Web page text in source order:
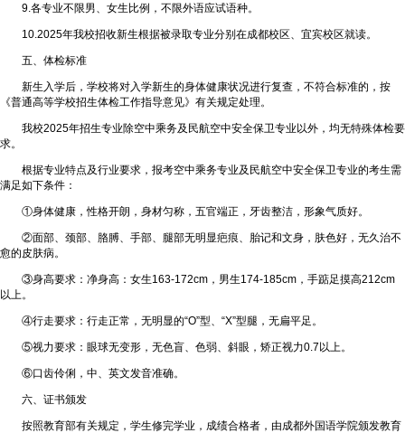
9.各专业不限男、女生比例，不限外语应试语种。
10.2025年我校招收新生根据被录取专业分别在成都校区、宜宾校区就读。
五、体检标准
新生入学后，学校将对入学新生的身体健康状况进行复查，不符合标准的，按
《普通高等学校招生体检工作指导意见》有关规定处理。
我校2025年招生专业除空中乘务及民航空中安全保卫专业以外，均无特殊体检要
求。
根据专业特点及行业要求，报考空中乘务专业及民航空中安全保卫专业的考生需
满足如下条件：
①身体健康，性格开朗，身材匀称，五官端正，牙齿整洁，形象气质好。
②面部、颈部、胳膊、手部、腿部无明显疤痕、胎记和文身，肤色好，无久治不
愈的皮肤病。
③身高要求：净身高：女生163-172cm，男生174-185cm，手踮足摸高212cm
以上。
④行走要求：行走正常，无明显的“O”型、“X”型腿，无扁平足。
⑤视力要求：眼球无变形，无色盲、色弱、斜眼，矫正视力0.7以上。
⑥口齿伶俐，中、英文发音准确。
六、证书颁发
按照教育部有关规定，学生修完学业，成绩合格者，由成都外国语学院颁发教育